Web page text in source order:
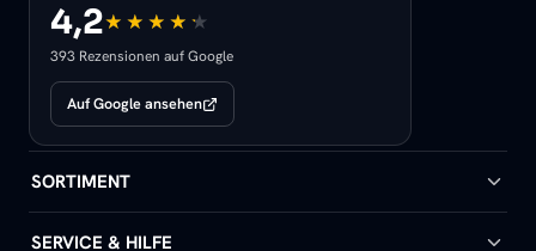
4,2
393 Rezensionen auf Google
Auf Google ansehen
SORTIMENT
Badheizkörper
SERVICE & HILFE